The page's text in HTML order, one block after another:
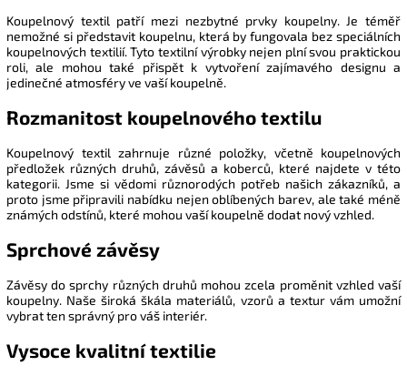
Koupelnový textil patří mezi nezbytné prvky koupelny. Je téměř
nemožné si představit koupelnu, která by fungovala bez speciálních
koupelnových textilií. Tyto textilní výrobky nejen plní svou praktickou
roli, ale mohou také přispět k vytvoření zajímavého designu a
jedinečné atmosféry ve vaší koupelně.
Rozmanitost koupelnového textilu
Koupelnový textil zahrnuje různé položky, včetně koupelnových
předložek různých druhů, závěsů a koberců, které najdete v této
kategorii. Jsme si vědomi různorodých potřeb našich zákazníků, a
proto jsme připravili nabídku nejen oblíbených barev, ale také méně
známých odstínů, které mohou vaší koupelně dodat nový vzhled.
Sprchové závěsy
Závěsy do sprchy různých druhů mohou zcela proměnit vzhled vaší
koupelny. Naše široká škála materiálů, vzorů a textur vám umožní
vybrat ten správný pro váš interiér.
Vysoce kvalitní textilie